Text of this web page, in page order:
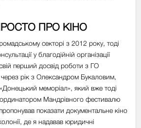
ПРО КІНО
секторі з 2012 року, тоді
у благодійній організації
перший досвід роботи з ГО
рік з Олександром Букаловим,
меморіал», який вже тоді
Мандрівного фестивалю
показати документальне кіно
де я надавав юридичні